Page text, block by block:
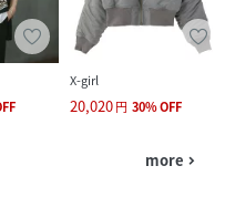
X-girl
20,020円 30%OFF
more navigate_next